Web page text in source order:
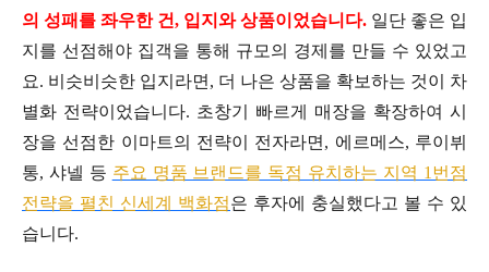
의 성패를 좌우한 건, 입지와 상품이었습니다. 일단 좋은 입
지를 선점해야 집객을 통해 규모의 경제를 만들 수 있었고
요. 비슷비슷한 입지라면, 더 나은 상품을 확보하는 것이 차
별화 전략이었습니다. 초창기 빠르게 매장을 확장하여 시
장을 선점한 이마트의 전략이 전자라면, 에르메스, 루이뷔
통, 샤넬 등 주요 명품 브랜드를 독점 유치하는 지역 1번점
전략을 펼친 신세계 백화점은 후자에 충실했다고 볼 수 있
습니다.